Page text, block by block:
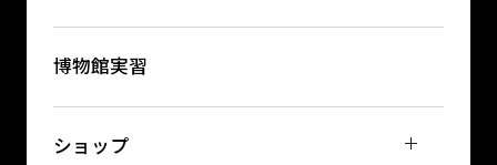
博物館実習
ショップ